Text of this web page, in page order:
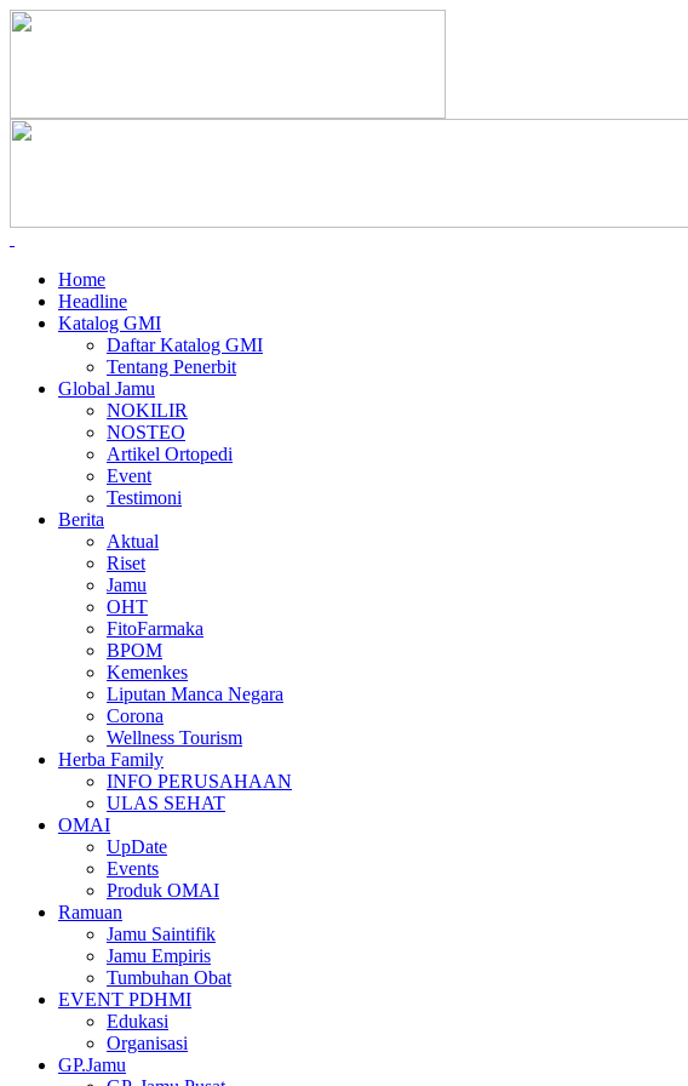
Home
Headline
Katalog GMI
Daftar Katalog GMI
Tentang Penerbit
Global Jamu
NOKILIR
NOSTEO
Artikel Ortopedi
Event
Testimoni
Berita
Aktual
Riset
Jamu
OHT
FitoFarmaka
BPOM
Kemenkes
Liputan Manca Negara
Corona
Wellness Tourism
Herba Family
INFO PERUSAHAAN
ULAS SEHAT
OMAI
UpDate
Events
Produk OMAI
Ramuan
Jamu Saintifik
Jamu Empiris
Tumbuhan Obat
EVENT PDHMI
Edukasi
Organisasi
GP.Jamu